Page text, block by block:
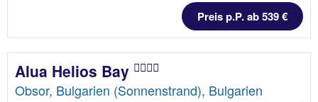
Preis p.P. ab 539 €
Alua Helios Bay
Obsor, Bulgarien (Sonnenstrand), Bulgarien